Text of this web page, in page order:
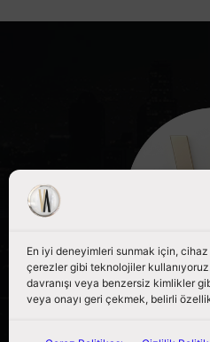
En iyi deneyimleri sunmak için,
çerezler gibi teknolojiler
davranışı veya benzersiz kimlikler
veya onayı geri çekmek, belirli